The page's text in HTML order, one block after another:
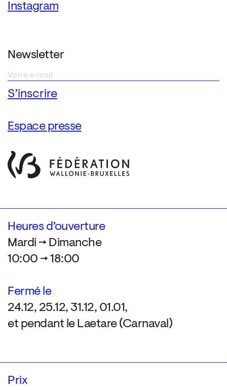
Instagram
Newsletter
Espace presse
Heures d’ouverture
Mardi → Dimanche
10:00 → 18:00
Fermé le
24.12, 25.12, 31.12, 01.01,
et pendant le Laetare (Carnaval)
Prix